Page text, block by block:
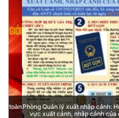
Phòng Quản lý xuất nhập cảnh:
vực xuất cảnh, nhập cảnh của